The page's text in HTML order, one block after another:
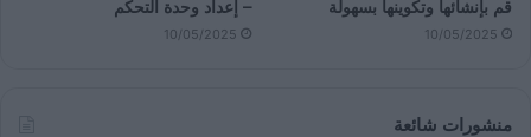
قم بإنشائها وتكوينها بسهولة
10/05/2025
– إعداد وحدة التحكم
10/05/2025
منشورات شائعة